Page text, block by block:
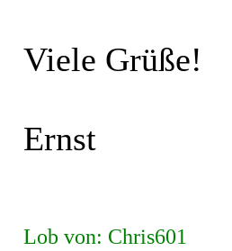
Viele Grüße!
Ernst
Lob von: Chris601